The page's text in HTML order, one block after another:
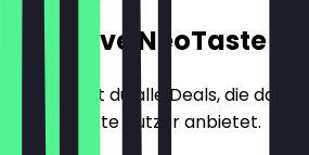
Exklusive NeoTaste
Hier findest du alle Deals, die das
für NeoTaste Nutzer anbietet.